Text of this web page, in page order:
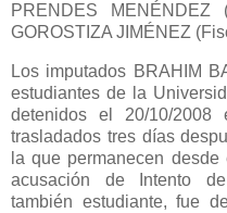
PRENDES
GOROSTIZA JIMÉNEZ
Los imputados BRAHIM
estudiantes de la
detenidos el 20/10/
trasladados tres días
la que permanecen
acusación de Intento
también estudiante, fue